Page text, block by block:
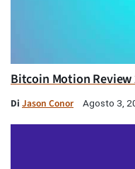
Bitcoin Motion Review
Di Jason Conor Agosto 3,